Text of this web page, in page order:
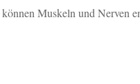
Muskeln und Nerven